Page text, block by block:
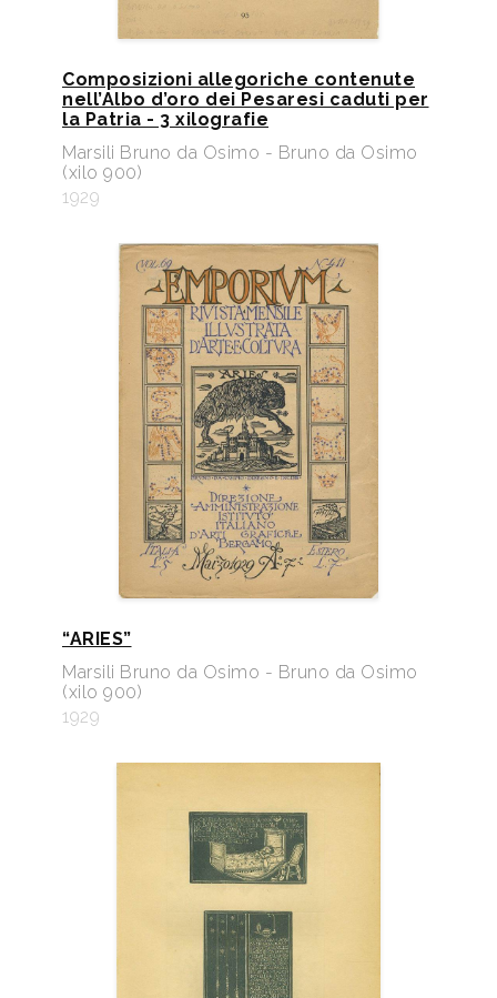
Composizioni allegoriche contenute
nell’Albo d’oro dei Pesaresi caduti per
la Patria - 3 xilografie
Marsili Bruno da Osimo - Bruno da Osimo
(xilo 900)
1929
“ARIES”
Marsili Bruno da Osimo - Bruno da Osimo
(xilo 900)
1929